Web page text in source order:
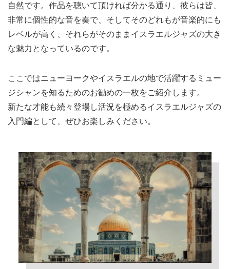
自然です。作品を聴いて頂ければ分かる通り、彼らは皆、
非常に個性的な音を奏で、そしてそのどれもが音楽的にも
レベルが高く、それらがそのままイスラエルジャズの大き
な魅力となっているのです。
ここではニューヨークやイスラエルの地で活躍するミュー
ジシャンを知るためのお勧めの一枚をご紹介します。
新たな才能も続々登場し活況を極めるイスラエルジャズの
入門編として、ぜひお楽しみください。